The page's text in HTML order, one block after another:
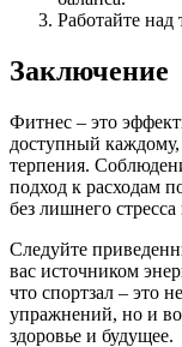
Работайте
Заключение
Фитнес – это
доступный
терпения.
подход к расходам
без лишнего
Следуйте
вас источником
что спортзал – это
упражнений, но и
здоровье и будущее.